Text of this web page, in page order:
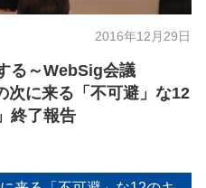
2016年12月29日
る～WebSig会議
次に来る「不可避」な12
終了報告